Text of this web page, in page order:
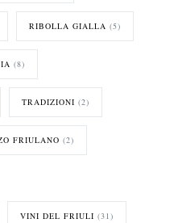
RIBOLLA GIALLA (5)
(8)
TRADIZIONI (2)
FRIULANO (2)
VINI DEL FRIULI (31)